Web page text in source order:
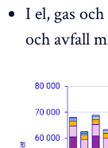
I el, gas
och avfall